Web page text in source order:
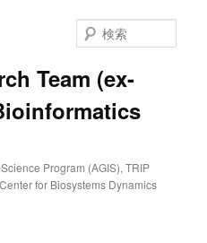
Team (ex-
Program (AGIS), TRIP
for Biosystems Dynamics
索